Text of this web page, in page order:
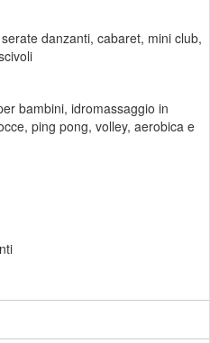
danzanti, cabaret, mini club,
bambini, idromassaggio in
ping pong, volley, aerobica e